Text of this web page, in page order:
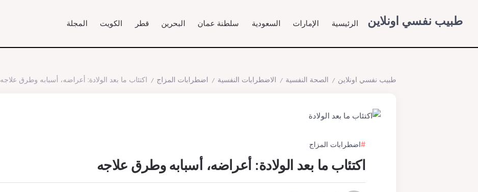
طبيب نفسي اونلاين الرئيسية الإمارات السعودية سلطنة عمان البحرين قطر الكويت المجلة
طبيب نفسي اونلاين / الصحة النفسية / الاضطرابات النفسية / اضطرابات المزاج / اكتئاب ما بعد الولادة: أعراضه، أسبابه وطرق علاجه
اضطرابات المزاج
اكتئاب ما بعد الولادة: أعراضه، أسبابه وطرق علاجه